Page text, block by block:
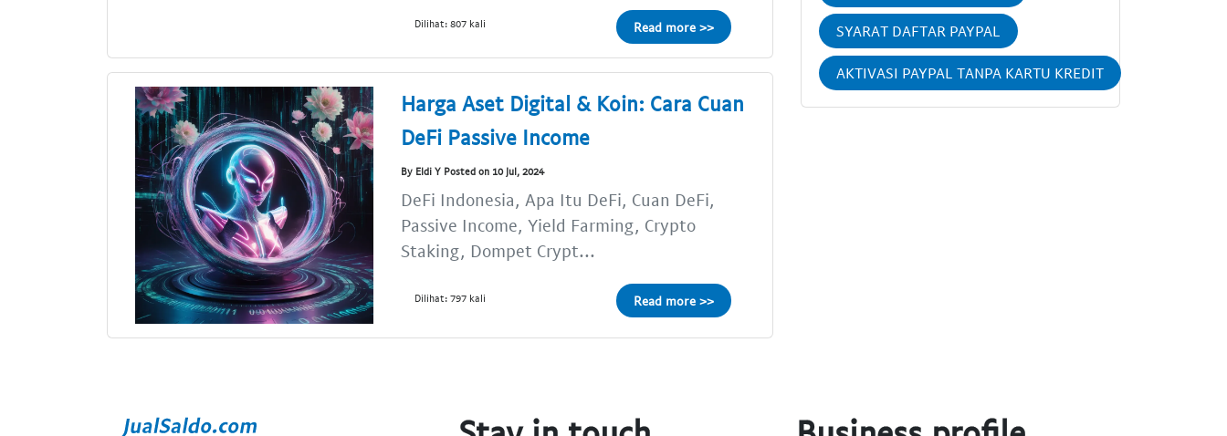
Dilihat: 807 kali Read more >>
Harga Aset Digital & Koin: Cara Cuan
DeFi Passive Income
By Eldi Y Posted on 10 Jul, 2024
DeFi Indonesia, Apa Itu DeFi, Cuan DeFi,
Passive Income, Yield Farming, Crypto
Staking, Dompet Crypt...
Dilihat: 797 kali Read more >>
SYARAT DAFTAR PAYPAL
AKTIVASI PAYPAL TANPA KARTU KREDIT